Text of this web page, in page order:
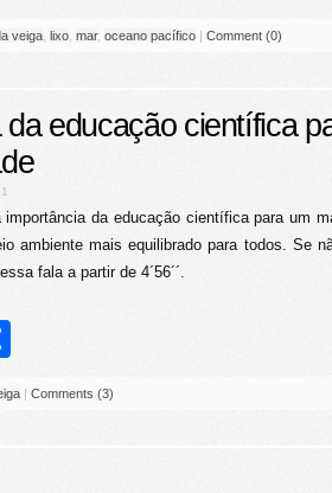
veiga lixo mar, oceano pacífico | Comment (0)
educação científica
da educação científica para um
ambiente mais equilibrado para todos. Se
fala a partir de 4´56´´.
| Comments (3)